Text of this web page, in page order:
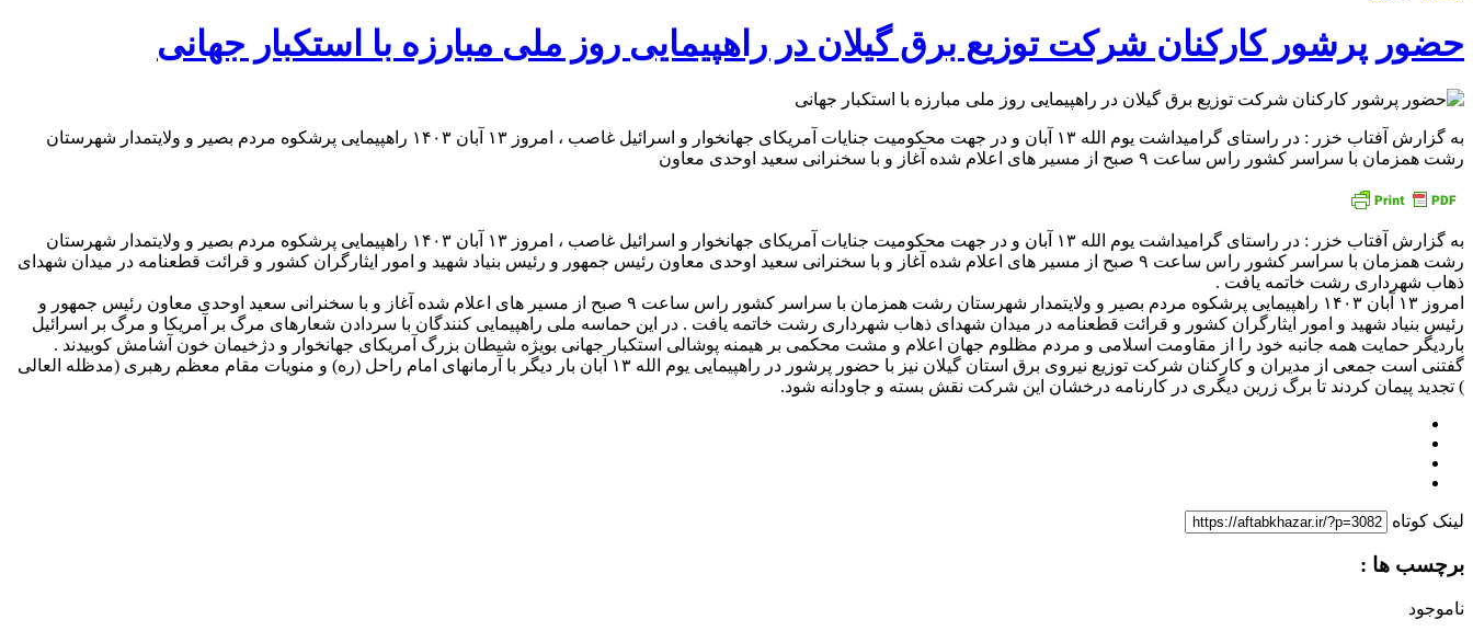
حضور پرشور كاركنان شركت توزیع برق گیلان در راهپیمایی روز ملی مبارزه با استکبار جهانی
به گزارش آفتاب خزر : در راستای گرامیداشت یوم الله ۱۳ آبان و در جهت محکومیت جنایات آمریکای جهانخوار و اسرائیل غاصب ، امروز ۱۳ آبان ۱۴۰۳ راهپیمایی پرشکوه مردم بصیر و ولایتمدار شهرستان
رشت همزمان با سراسر کشور راس ساعت ۹ صبح از مسیر های اعلام شده آغاز و با سخنرانی سعید اوحدی معاون
به گزارش آفتاب خزر : در راستای گرامیداشت یوم الله ۱۳ آبان و در جهت محکومیت جنایات آمریکای جهانخوار و اسرائیل غاصب ، امروز ۱۳ آبان ۱۴۰۳ راهپیمایی پرشکوه مردم بصیر و ولایتمدار شهرستان
رشت همزمان با سراسر کشور راس ساعت ۹ صبح از مسیر های اعلام شده آغاز و با سخنرانی سعید اوحدی معاون رئیس جمهور و رئیس بنیاد شهید و امور ایثارگران کشور و قرائت قطعنامه در میدان شهدای
ذهاب شهرداری رشت خاتمه یافت .
امروز ۱۳ آبان ۱۴۰۳ راهپیمایی پرشکوه مردم بصیر و ولایتمدار شهرستان رشت همزمان با سراسر کشور راس ساعت ۹ صبح از مسیر های اعلام شده آغاز و با سخنرانی سعید اوحدی معاون رئیس جمهور و
رئیس بنیاد شهید و امور ایثارگران کشور و قرائت قطعنامه در میدان شهدای ذهاب شهرداری رشت خاتمه یافت . در این حماسه ملی راهپیمایی کنندگان با سردادن شعارهای مرگ بر آمریکا و مرگ بر اسرائیل
باردیگر حمایت همه جانبه خود را از مقاومت اسلامی و مردم مظلوم جهان اعلام و مشت محکمی بر هیمنه پوشالی استکبار جهانی بویژه شیطان بزرگ آمریکای جهانخوار و دژخیمان خون آشامش کوبیدند .
گفتنی است جمعی از مدیران و کارکنان شرکت توزیع نیروی برق استان گیلان نیز با حضور پرشور در راهپیمایی یوم الله ۱۳ آبان بار دیگر با آرمانهای امام راحل (ره) و منویات مقام معظم رهبری (مدظله العالی
) تجدید پیمان کردند تا برگ زرین دیگری در کارنامه درخشان این شرکت نقش بسته و جاودانه شود.
لینک کوتاه
برچسب ها :
ناموجود